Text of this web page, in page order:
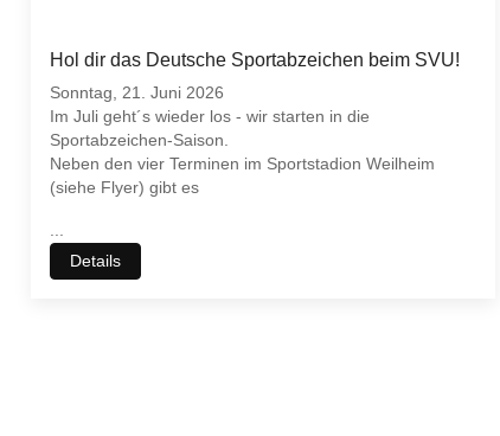
Hol dir das Deutsche Sportabzeichen beim SVU!
Sonntag, 21. Juni 2026
Im Juli geht´s wieder los - wir starten in die
Sportabzeichen-Saison.
Neben den vier Terminen im Sportstadion Weilheim
(siehe Flyer) gibt es
...
Details